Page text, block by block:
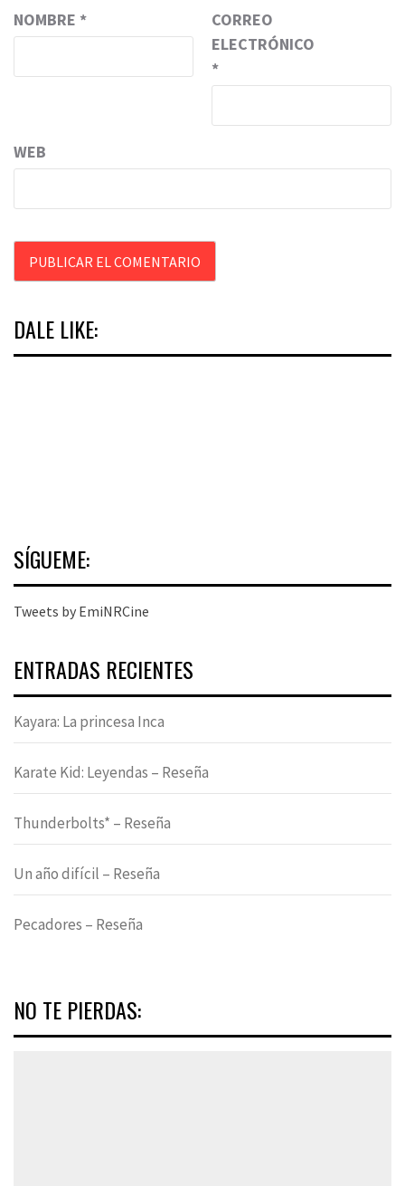
NOMBRE *
CORREO
ELECTRÓNICO
*
WEB
DALE LIKE:
SÍGUEME:
Tweets by EmiNRCine
ENTRADAS RECIENTES
Kayara: La princesa Inca
Karate Kid: Leyendas – Reseña
Thunderbolts* – Reseña
Un año difícil – Reseña
Pecadores – Reseña
NO TE PIERDAS: